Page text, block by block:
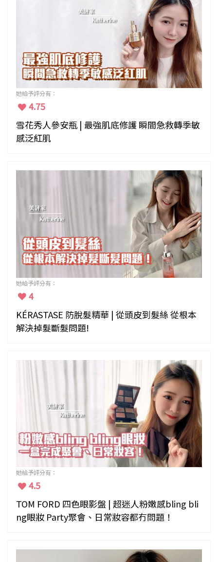
她給予評分有：
4.75
雪花秀人參安瓶 | 最強肌底修護 瞬間急救轉季敏
感泛紅肌
她給予評分有：
4
KÉRASTASE 防脫髮精華 | 從頭皮到髮絲 從根本
解決掉髮斷髮問題!
她給予評分有：
4.5
TOM FORD 四色眼影盤 | 超迷人粉嫩感bling bli
ng眼妝 Party聚會、日常妝容都冇問題！